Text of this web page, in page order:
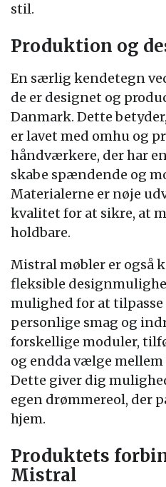
stil.
Produktion og
En særlig kendetegn
de er designet og
Danmark. Dette
er lavet med omhu og
håndværkere, der har
skabe spændende og
Materialerne er nøje
kvalitet for at sikre, at
holdbare.
Mistral møbler er også
fleksible
mulighed for at
personlige smag og
forskellige moduler,
og endda vælge
Dette giver dig
egen drømmereol, der
hjem.
Produktets
Mistral